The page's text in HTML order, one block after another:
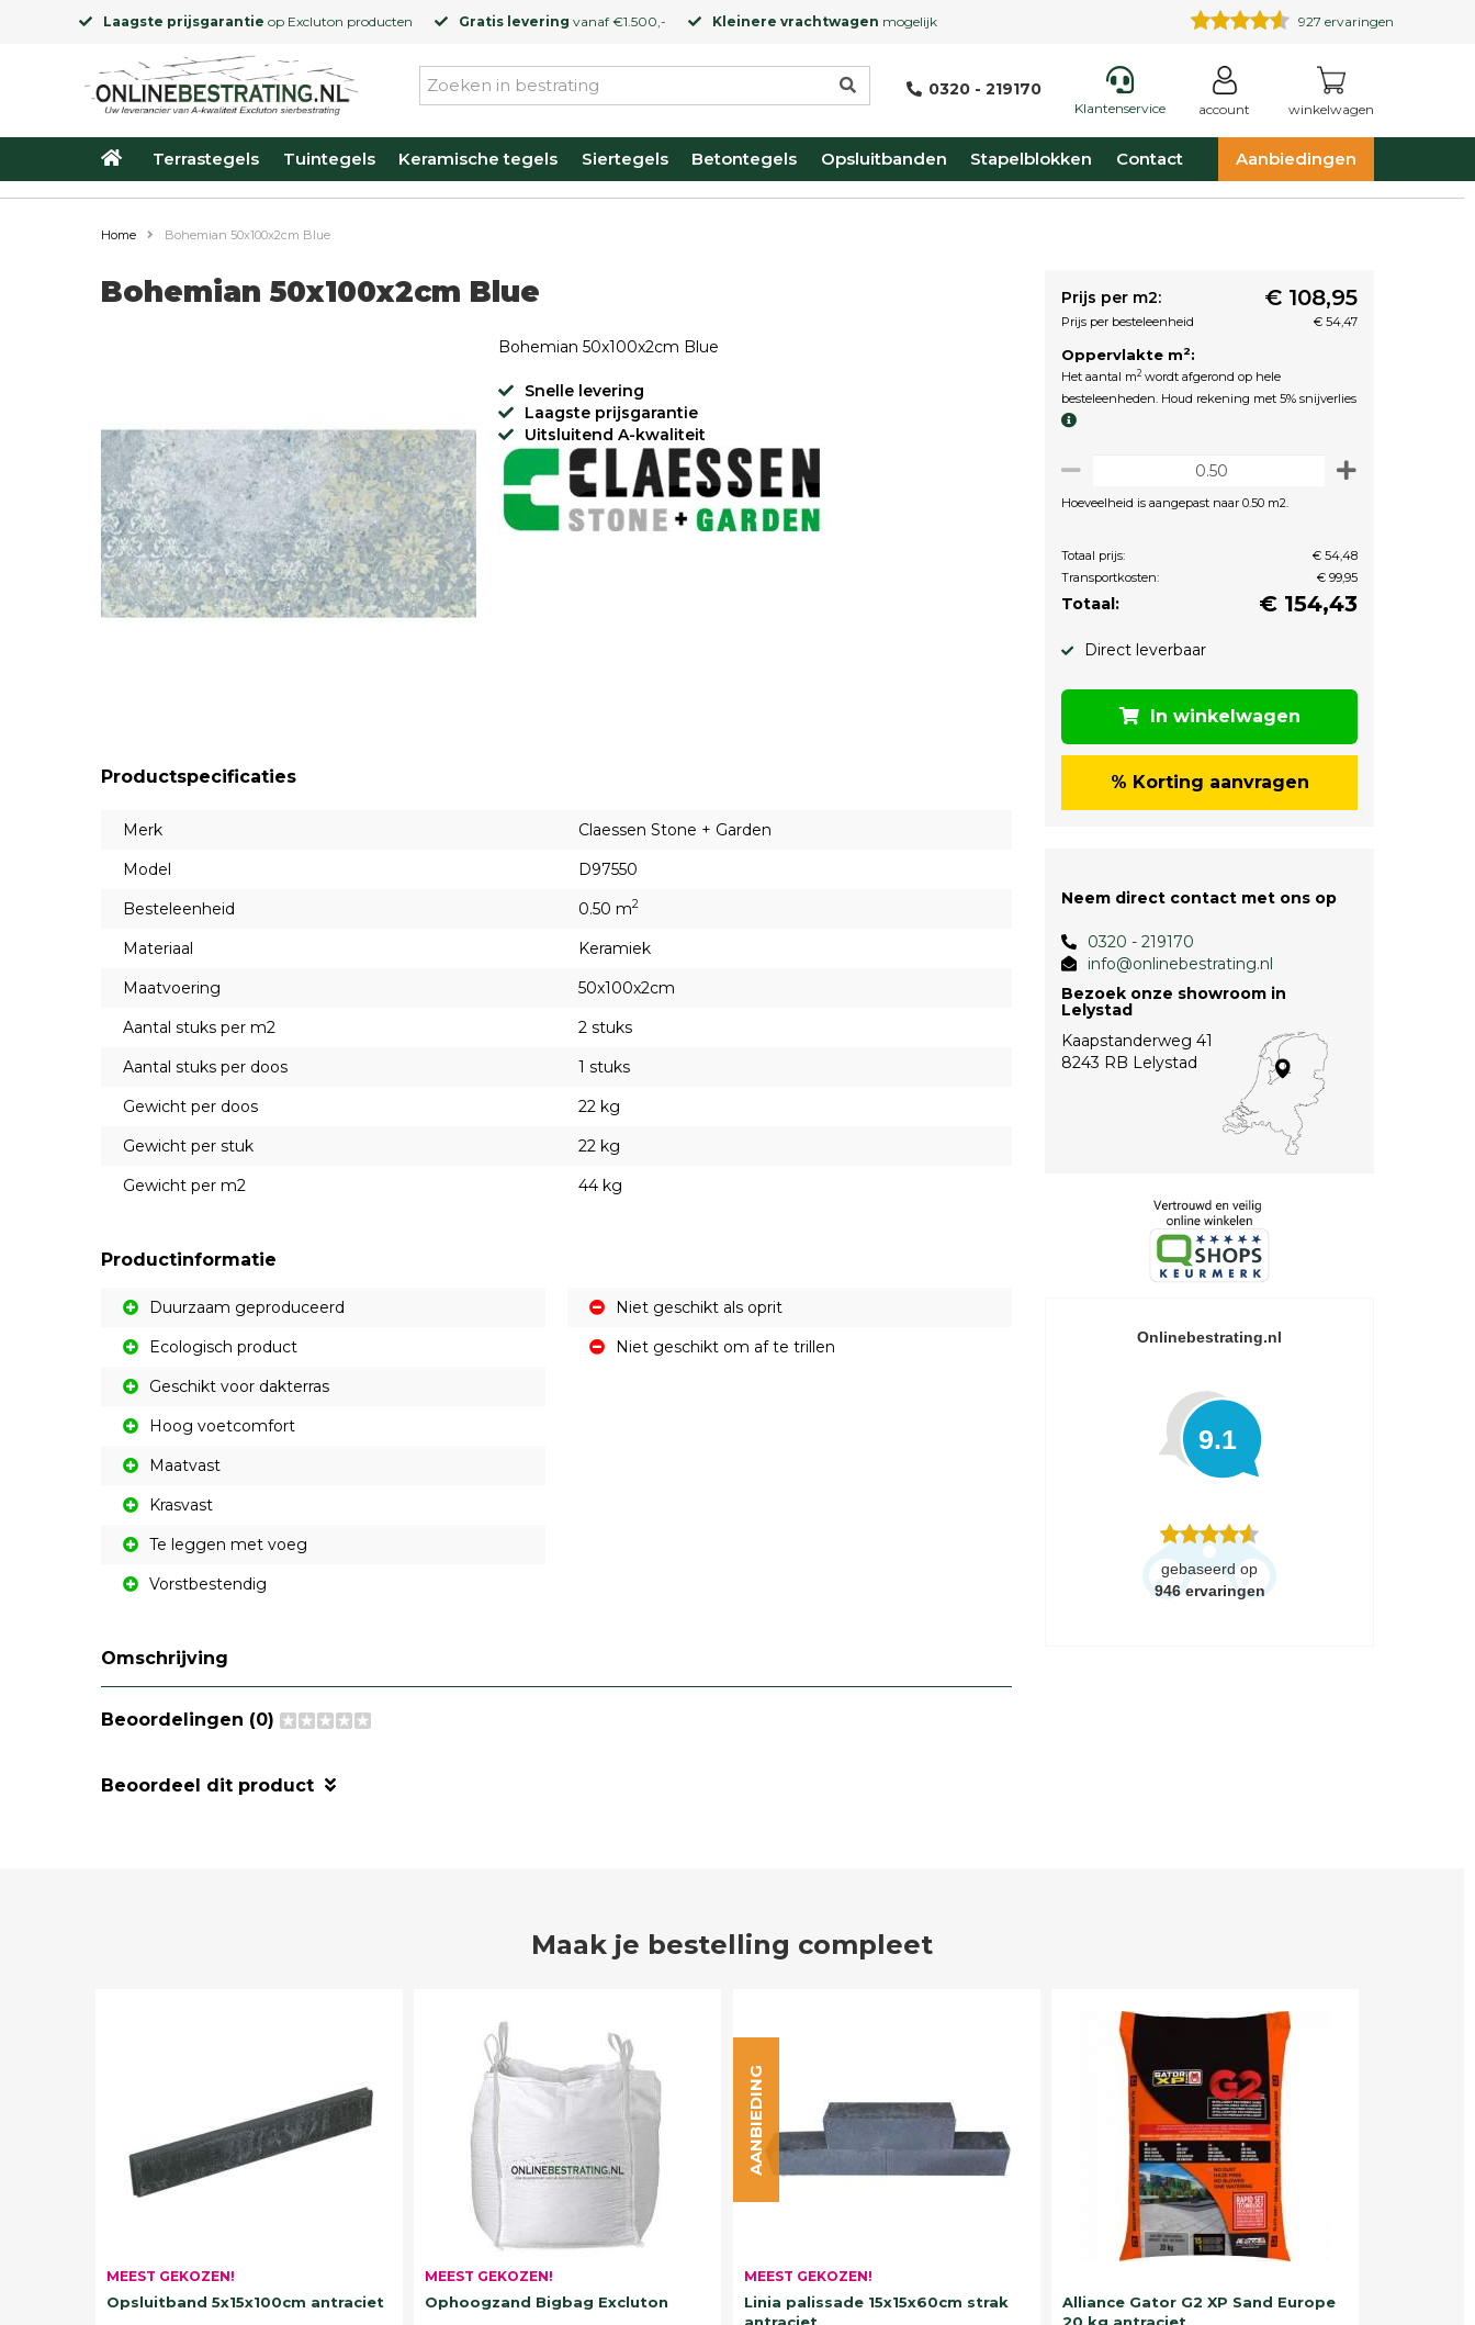
Laagste prijsgarantie op Excluton producten Gratis levering vanaf €1.500,- Kleinere vrachtwagen mogelijk 927 ervaringen
0320 - 219170
Klantenservice account winkelwagen
Terrastegels Tuintegels Keramische tegels Siertegels Betontegels Opsluitbanden Stapelblokken Contact Aanbiedingen
Home Bohemian 50x100x2cm Blue
Bohemian 50x100x2cm Blue
Bohemian 50x100x2cm Blue
Snelle levering
Laagste prijsgarantie
Uitsluitend A-kwaliteit
Productspecificaties
Merk
Claessen Stone + Garden
Model
D97550
Besteleenheid
0.50 m2
Materiaal
Keramiek
Maatvoering
50x100x2cm
Aantal stuks per m2
2 stuks
Aantal stuks per doos
1 stuks
Gewicht per doos
22 kg
Gewicht per stuk
22 kg
Gewicht per m2
44 kg
Productinformatie
Duurzaam geproduceerd
Ecologisch product
Geschikt voor dakterras
Hoog voetcomfort
Maatvast
Krasvast
Te leggen met voeg
Vorstbestendig
Niet geschikt als oprit
Niet geschikt om af te trillen
Omschrijving
Beoordelingen (0)
Beoordeel dit product
Prijs per m2: € 108,95
Prijs per besteleenheid € 54,47
Oppervlakte m2:
Het aantal m2 wordt afgerond op hele
besteleenheden. Houd rekening met 5% snijverlies
Hoeveelheid is aangepast naar 0.50 m2.
Totaal prijs:
€ 54,48
Transportkosten:
€ 99,95
Totaal: € 154,43
Direct leverbaar
In winkelwagen
% Korting aanvragen
Neem direct contact met ons op
0320 - 219170
info@onlinebestrating.nl
Bezoek onze showroom in
Lelystad
Kaapstanderweg 41
8243 RB Lelystad
Onlinebestrating.nl
9.1
gebaseerd op
946 ervaringen
Maak je bestelling compleet
MEEST GEKOZEN!
Opsluitband 5x15x100cm antraciet
MEEST GEKOZEN!
Ophoogzand Bigbag Excluton
MEEST GEKOZEN!
Linia palissade 15x15x60cm strak
antraciet
AANBIEDING
Alliance Gator G2 XP Sand Europe